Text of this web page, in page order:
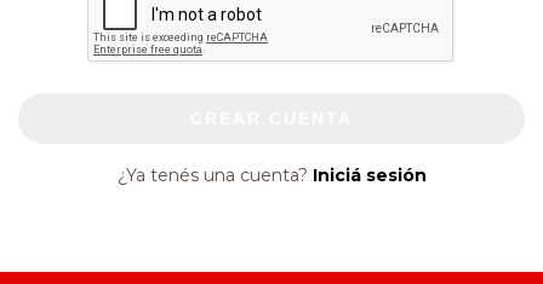
¿Ya tenés una cuenta? Iniciá sesión